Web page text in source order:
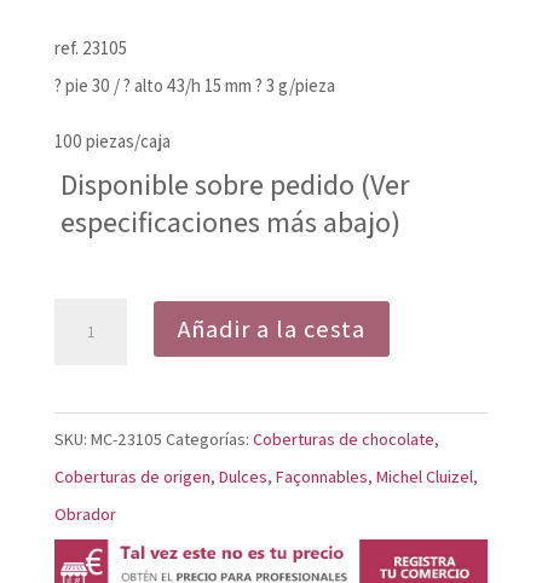
ref. 23105
? pie 30 / ? alto 43/h 15 mm ? 3 g/pieza
100 piezas/caja
Disponible sobre pedido (Ver
especificaciones más abajo)
Añadir a la cesta
SKU: MC-23105 Categorías: Coberturas de chocolate,
Coberturas de origen, Dulces, Façonnables, Michel Cluizel,
Obrador